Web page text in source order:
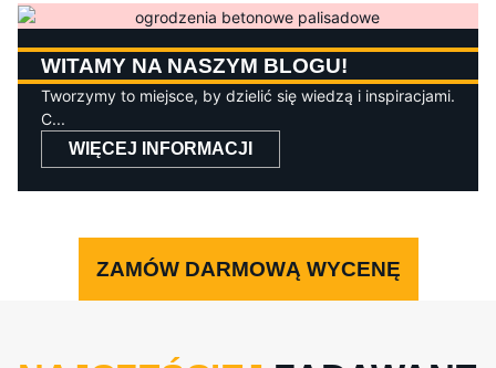
WITAMY NA NASZYM BLOGU!
Tworzymy to miejsce, by dzielić się wiedzą i inspiracjami.
C...
WIĘCEJ INFORMACJI
ZAMÓW DARMOWĄ WYCENĘ